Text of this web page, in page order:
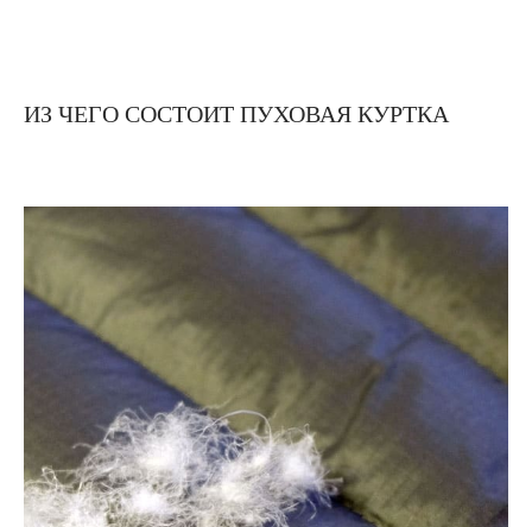
ИЗ ЧЕГО СОСТОИТ ПУХОВАЯ КУРТКА